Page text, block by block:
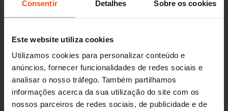
Consentir Detalhes Sobre os cookies
Este website utiliza cookies
Utilizamos cookies para personalizar conteúdo e
anúncios, fornecer funcionalidades de redes sociais e
analisar o nosso tráfego. Também partilhamos
informações acerca da sua utilização do site com os
nossos parceiros de redes sociais, de publicidade e de
Seattle – Popup park